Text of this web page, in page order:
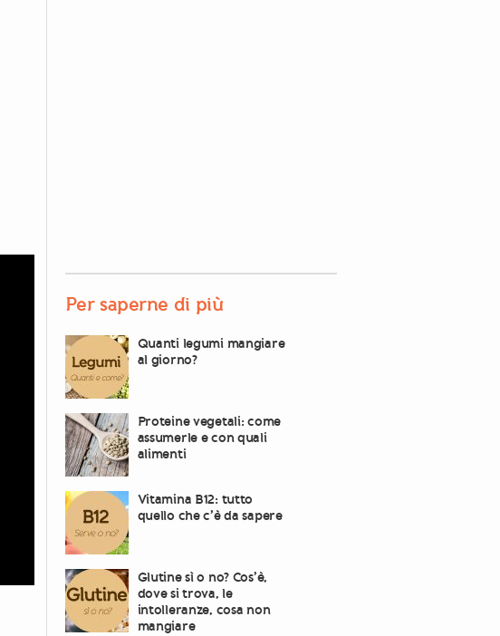
Per saperne di più
Quanti legumi mangiare
al giorno?
Proteine vegetali: come
assumerle e con quali
alimenti
Vitamina B12: tutto
quello che c’è da sapere
Glutine sì o no? Cos’è,
dove si trova, le
intolleranze, cosa non
mangiare